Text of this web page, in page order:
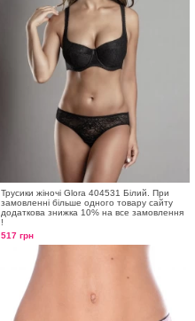
Трусики жіночі Glora 404531 Білий. При
замовленні більше одного товару сайту
додаткова знижка 10% на все замовлення
!
517 грн